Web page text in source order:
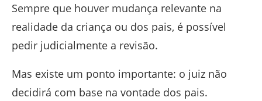
Sempre que houver mudança relevante na
realidade da criança ou dos pais, é possível
pedir judicialmente a revisão.
Mas existe um ponto importante: o juiz não
decidirá com base na vontade dos pais.